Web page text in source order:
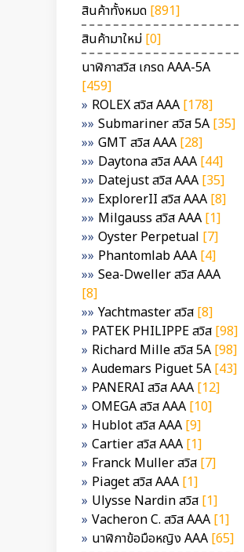
สินค้าทั้งหมด [891]
สินค้ามาใหม่ [0]
นาฬิกาสวิส เกรด AAA-5A
[459]
ROLEX สวิส AAA [178]
Submariner สวิส 5A [35]
GMT สวิส AAA [28]
Daytona สวิส AAA [44]
Datejust สวิส AAA [35]
ExplorerII สวิส AAA [8]
Milgauss สวิส AAA [1]
Oyster Perpetual [7]
Phantomlab AAA [4]
Sea-Dweller สวิส AAA
[8]
Yachtmaster สวิส [8]
PATEK PHILIPPE สวิส [98]
Richard Mille สวิส 5A [98]
Audemars Piguet 5A [43]
PANERAI สวิส AAA [12]
OMEGA สวิส AAA [10]
Hublot สวิส AAA [9]
Cartier สวิส AAA [1]
Franck Muller สวิส [7]
Piaget สวิส AAA [1]
Ulysse Nardin สวิส [1]
Vacheron C. สวิส AAA [1]
นาฬิกาข้อมือหญิง AAA [65]